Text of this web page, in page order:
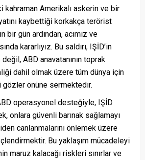
kahraman Amerikalı askerin ve bir
kaybettiği korkakça terörist
bir gün ardından, acımız ve
kararlıyız. Bu saldırı, IŞİD’in
ABD anavatanının toprak
dahil olmak üzere tüm dünya için
önüne sermektedir.
operasyonel desteğiyle, IŞİD
onlara güvenli barınak sağlamayı
canlanmalarını önlemek üzere
Bu yaklaşım mücadeleyi
maruz kalacağı riskleri sınırlar ve